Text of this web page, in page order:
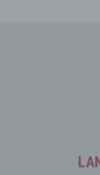
bei dem für die
eigene Zwecke
Verarbeitung
einen oder
einen
Verantwortlichen